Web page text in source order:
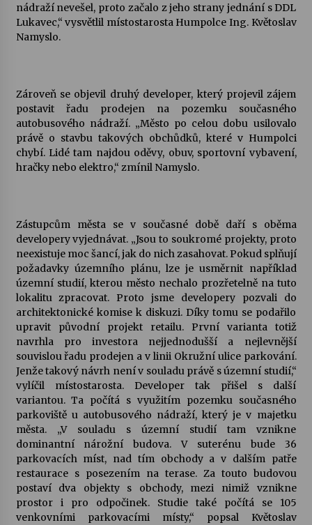
Petr Adamec – Malovaný svět
nádraží nevešel, proto začalo z jeho strany jednání s DDL
Lukavec,“ vysvětlil místostarosta Humpolce Ing. Květoslav
Namyslo.
Zároveň se objevil druhý developer, který projevil zájem
postavit řadu prodejen na pozemku současného
autobusového nádraží. „Město po celou dobu usilovalo
právě o stavbu takových obchůdků, které v Humpolci
chybí. Lidé tam najdou oděvy, obuv, sportovní vybavení,
hračky nebo elektro,“ zmínil Namyslo.
Zástupcům města se v současné době daří s oběma
developery vyjednávat. „Jsou to soukromé projekty, proto
neexistuje moc šancí, jak do nich zasahovat. Pokud splňují
požadavky územního plánu, lze je usměrnit například
územní studií, kterou město nechalo prozřetelně na tuto
lokalitu zpracovat. Proto jsme developery pozvali do
architektonické komise k diskuzi. Díky tomu se podařilo
upravit původní projekt retailu. První varianta totiž
navrhla pro investora nejjednodušší a nejlevnější
souvislou řadu prodejen a v linii Okružní ulice parkování.
Jenže takový návrh není v souladu právě s územní studií,“
vylíčil místostarosta. Developer tak přišel s další
variantou. Ta počítá s využitím pozemku současného
parkoviště u autobusového nádraží, který je v majetku
města. „V souladu s územní studií tam vznikne
dominantní nárožní budova. V suterénu bude 36
parkovacích míst, nad tím obchody a v dalším patře
restaurace s posezením na terase. Za touto budovou
postaví dva objekty s obchody, mezi nimiž vznikne
prostor i pro odpočinek. Studie také počítá se 105
venkovními parkovacími místy,“ popsal Květoslav